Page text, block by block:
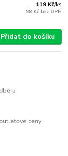
119 Kč/ks
98 Kč bez DPH
Přidat do košíku
ceny